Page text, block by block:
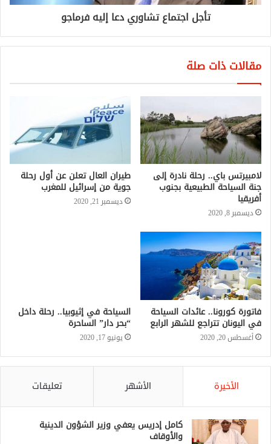
تأجل اجتماع تشاوري دعا إليه فرماجو
مقالات ذات صلة
لامبيرتس باي.. رحلة نادرة إلى
جنة السياحة الطبيعية بجنوب
أفريقيا
ديسمبر 8, 2020
طيران العال تعلن عن أول رحلة
جوية من إسرائيل للمغرب
ديسمبر 21, 2020
فاتورة كورونا.. عائدات السياحة
في اليونان تتراجع للشهر الرابع
أغسطس 20, 2020
السياحة في إثيوبيا.. رحلة داخل
“بحر دار” الساحرة
يونيو 17, 2020
الأخيرة الأشهر تعليقات
كامل إدريس يعفي وزير الشؤون الدينية
والأوقاف